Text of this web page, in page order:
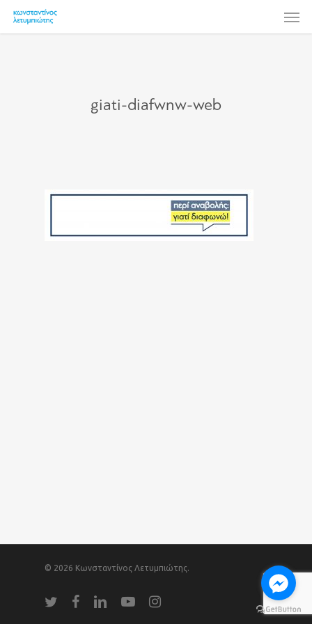
main
giati-diafwnw-web
© 2026 Κωνσταντίνος Λετυμπιώτης.
twitter facebooklinkedin youtube instagram